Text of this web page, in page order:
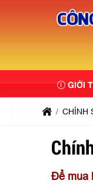
GIỚI
CHÍNH
Để mua